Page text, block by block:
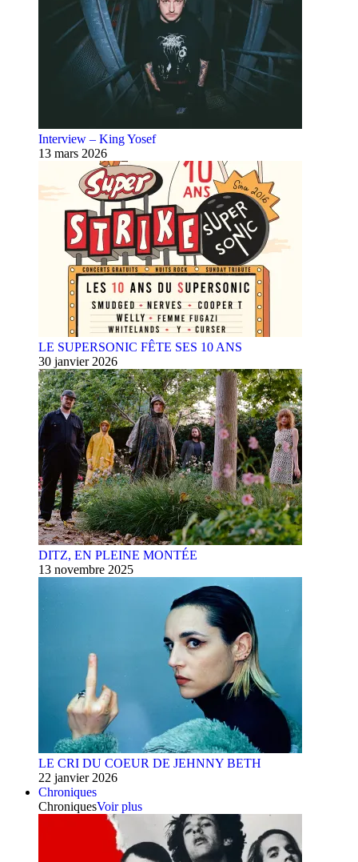
Interview – King Yosef
13 mars 2026
LE SUPERSONIC FÊTE SES 10 ANS
30 janvier 2026
DITZ, EN PLEINE MONTÉE
13 novembre 2025
LE CRI DU COEUR DE JEHNNY BETH
22 janvier 2026
Chroniques
ChroniquesVoir plus